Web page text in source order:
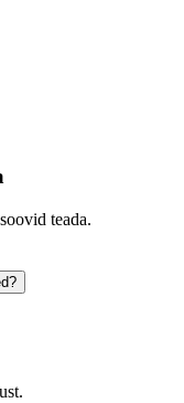
teada.